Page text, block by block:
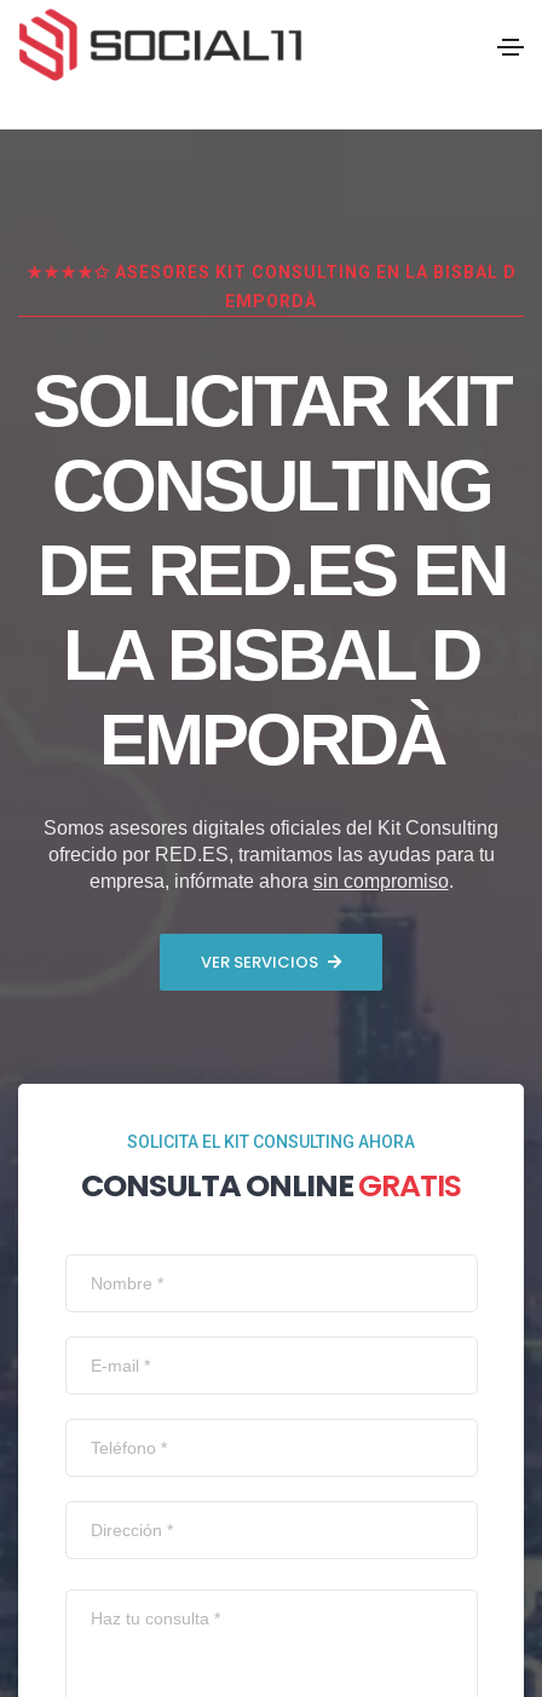
★★★★✩ ASESORES KIT CONSULTING EN LA BISBAL D
EMPORDÀ
SOLICITAR KIT
CONSULTING
DE RED.ES EN
LA BISBAL D
EMPORDÀ
Somos asesores digitales oficiales del Kit Consulting
ofrecido por RED.ES, tramitamos las ayudas para tu
empresa, infórmate ahora sin compromiso.
VER SERVICIOS
SOLICITA EL KIT CONSULTING AHORA
CONSULTA ONLINEGRATIS